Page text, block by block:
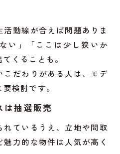
動線が合えば問題ありま
い」「ここは少し狭いか
くることも。
だわりがある人は、モデ
検討です。
は抽選販売
ているうえ、立地や間取
力的な物件は人気が高く